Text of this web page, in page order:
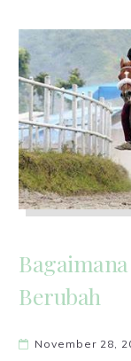
Berubah
November 28,